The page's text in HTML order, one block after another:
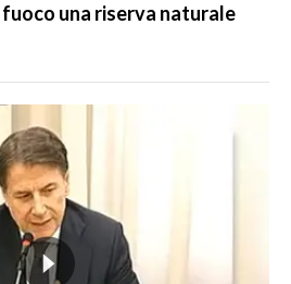
fuoco una riserva naturale